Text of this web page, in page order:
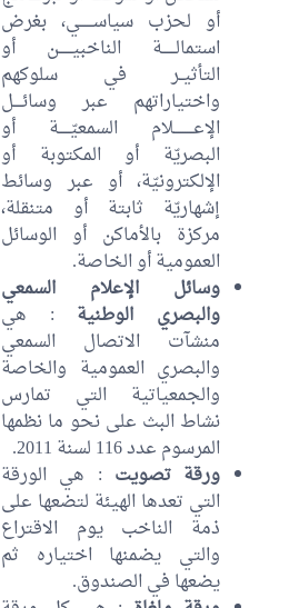
أو لحزب سياســــــي، بغرض
استمالــــــة الناخبيــــــن أو
التأثيــر في سلوكهم
واختياراتهم عبر وسائــــل
الإعـــــــــلام السمعيّـــــة أو
البصريّة أو المكتوبة أو
الإلكترونيّة، أو عبر وسائط
إشهاريّة ثابتة أو متنقلة،
مركزة بالأماكن أو الوسائل
العمومية أو الخاصة.
وسائل الإعلام السمعي
والبصري الوطنية : هي
منشآت الاتصال السمعي
والبصري العمومية والخاصة
والجمعياتية التي تمارس
نشاط البث على نحو ما نظمها
المرسوم عدد 116 لسنة 2011.
ورقة تصويت : هي الورقة
التي تعدها الهيئة لتضعها على
ذمة الناخب يوم الاقتراع
والتي يضمنها اختياره ثم
يضعها في الصندوق.